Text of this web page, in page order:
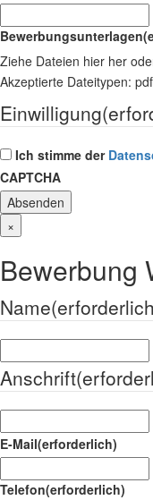
Bewerbungsunterlagen
Ziehe Dateien hier her
Akzeptierte Dateitypen:
Einwilligung
Ich stimme der
CAPTCHA
×
Bewerbung
Name
Anschrift
E-Mail(erforderlich)
Telefon(erforderlich)